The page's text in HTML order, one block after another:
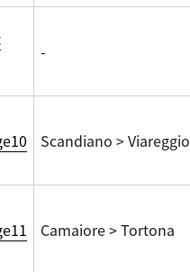
-
Scandiano > Viareggio
Camaiore > Tortona